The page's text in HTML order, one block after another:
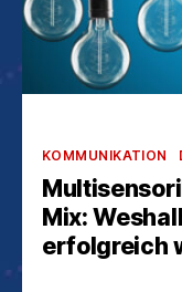
Kategorien
KOMMUNIKATION
Mix:
erfolgreich